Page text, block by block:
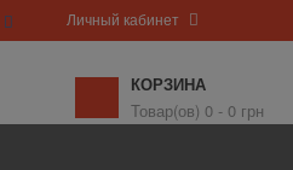
Личный кабинет
КОРЗИНА
Товар(ов) 0 - 0 грн